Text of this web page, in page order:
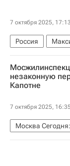
7 октября 2025, 17:13
Россия
Отели
Коммерческая
незаконную
Капотне
7 октября 2025, 16:35
Москва
Жилье